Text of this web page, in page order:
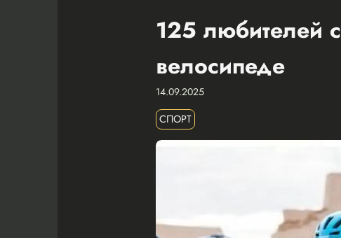
125 любителей
велосипеде
14.09.2025
СПОРТ